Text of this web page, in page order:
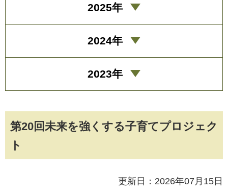
第20回未来を強くする子育てプロジェク
ト
更新日：2026年07月15日
2025年
2024年
2023年